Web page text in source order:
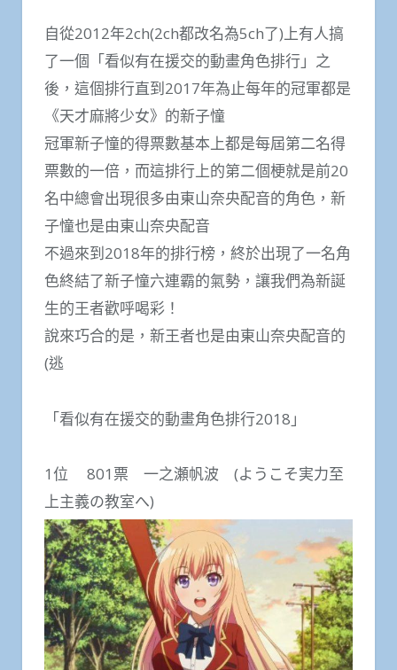
自從2012年2ch(2ch都改名為5ch了)上有人搞
了一個「看似有在援交的動畫角色排行」之
後，這個排行直到2017年為止每年的冠軍都是
《天才麻將少女》的新子憧
冠軍新子憧的得票數基本上都是每屆第二名得
票數的一倍，而這排行上的第二個梗就是前20
名中總會出現很多由東山奈央配音的角色，新
子憧也是由東山奈央配音
不過來到2018年的排行榜，終於出現了一名角
色終結了新子憧六連霸的氣勢，讓我們為新誕
生的王者歡呼喝彩！
說來巧合的是，新王者也是由東山奈央配音的
(逃
「看似有在援交的動畫角色排行2018」
1位 801票 一之瀬帆波 (ようこそ実力至
上主義の教室へ)